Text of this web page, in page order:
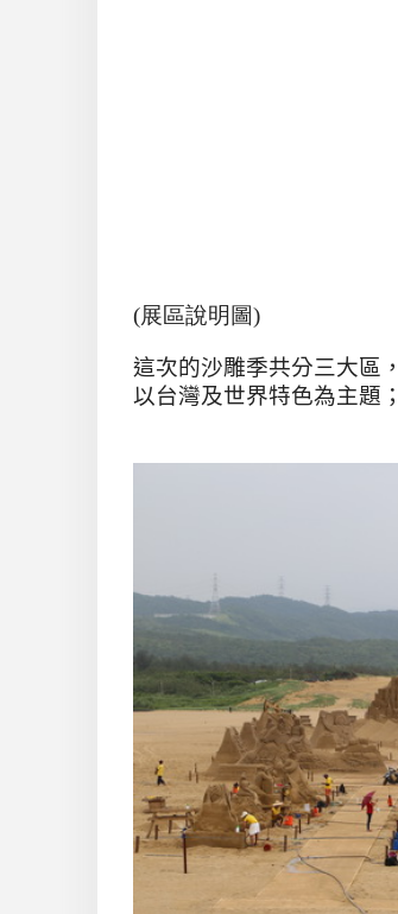
(展區說明圖)
這次的沙雕季共分三大區
以台灣及世界特色為主題